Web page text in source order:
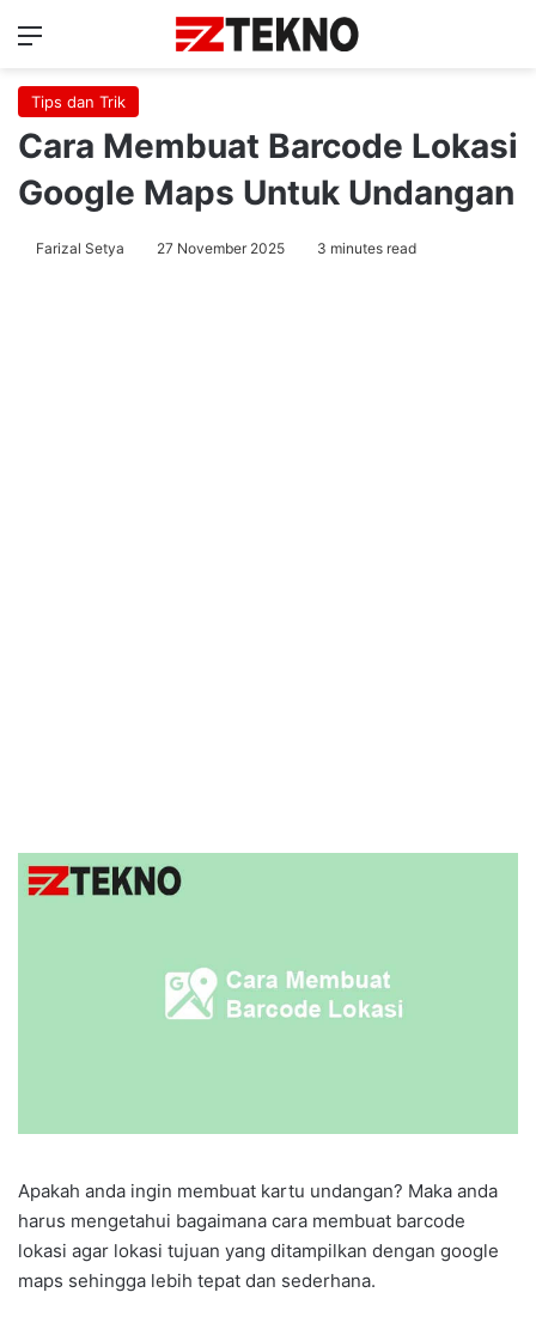
Menu
Tips dan Trik
Cara Membuat Barcode Lokasi
Google Maps Untuk Undangan
Farizal Setya 27 November 2025 3 minutes read
Apakah anda ingin membuat kartu undangan? Maka anda
harus mengetahui bagaimana cara membuat barcode
lokasi agar lokasi tujuan yang ditampilkan dengan google
maps sehingga lebih tepat dan sederhana.